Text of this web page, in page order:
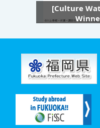
[Culture